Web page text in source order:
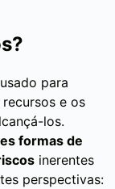
para
e os
los.
formas de
inerentes
perspectivas: